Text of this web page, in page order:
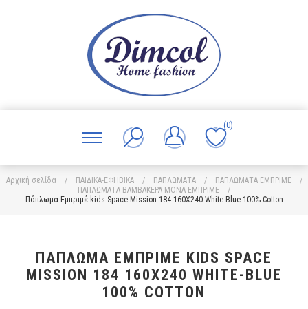
(0)
Αρχική σελίδα / ΠΑΙΔΙΚΑ-ΕΦΗΒΙΚΑ / ΠΑΠΛΩΜΑΤΑ / ΠΑΠΛΩΜΑΤΑ ΕΜΠΡΙΜΕ
/
ΠΑΠΛΩΜΑΤΑ ΒΑΜΒΑΚΕΡΑ ΜΟΝΑ ΕΜΠΡΙΜΕ
/
Πάπλωμα Εμπριμέ kids Space Mission 184 160X240 White-Blue 100% Cotton
ΠΆΠΛΩΜΑ ΕΜΠΡΙΜΈ KIDS SPACE
MISSION 184 160X240 WHITE-BLUE
100% COTTON